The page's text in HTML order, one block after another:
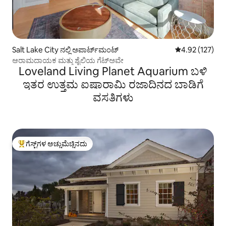
Salt Lake City ನಲ್ಲಿ ಅಪಾರ್ಟ್‌ಮಂಟ್ 5 ರಲ್ಲಿ 4.92
4.92 (127)
ಆರಾಮದಾಯಕ ಮತ್ತು ಶೈಲಿಯ ಗೆಟ್‌ಅವೇ
Loveland Living Planet Aquarium ಬಳಿ
ಇತರ ಉತ್ತಮ ಐಷಾರಾಮಿ ರಜಾದಿನದ ಬಾಡಿಗೆ
ವಸತಿಗಳು
ಗೆಸ್ಟ್‌ಗಳಿಗೆ ಅತಿ ಹೆಚ್ಚು ಅಚ್ಚುಮೆಚ್ಚಿನದು
ಗೆಸ್ಟ್‌ಗಳ ಅಚ್ಚುಮೆಚ್ಚಿನದು